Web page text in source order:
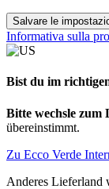
Salvare le
Informativa sulla
Bist du im
Bitte wechsle zum
übereinstimmt.
Zu Ecco Verde
Anderes Lieferland